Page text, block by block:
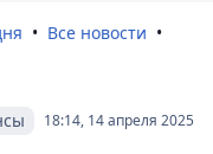
Все новости
18:14, 14 апреля 2025